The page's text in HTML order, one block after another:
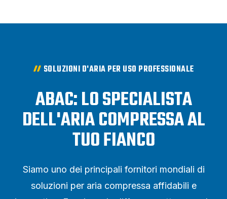
SOLUZIONI D'ARIA PER USO PROFESSIONALE
ABAC: LO SPECIALISTA
DELL'ARIA COMPRESSA AL
TUO FIANCO
Siamo uno dei principali fornitori mondiali di
soluzioni per aria compressa affidabili e